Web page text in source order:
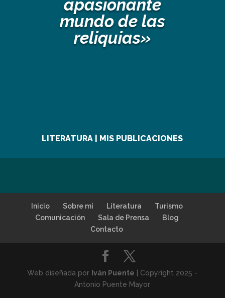
apasionante
mundo de las
reliquias»
LITERATURA | MIS PUBLICACIONES
Inicio Sobre mí Literatura
Turismo
Comunicación
Sala de Prensa
Blog
Contacto
Web diseñada por Iván Puente | Copyright 2025 -
Antonio Puente Mayor